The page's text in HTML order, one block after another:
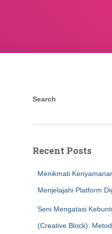
Search
Recent Posts
Menikmati
Menjelajahi Platform
Seni Mengatasi
(Creative Block):